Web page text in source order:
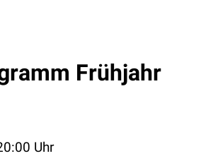
Frühjahr
Uhr